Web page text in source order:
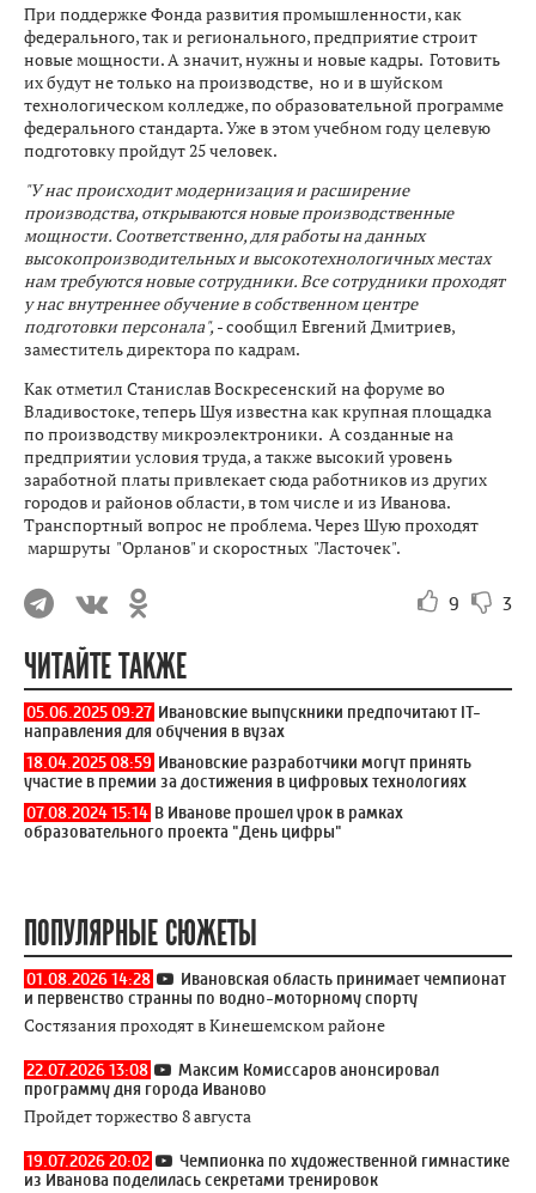
При поддержке Фонда развития промышленности, как
федерального, так и регионального, предприятие строит
новые мощности. А значит, нужны и новые кадры. Готовить
их будут не только на производстве, но и в шуйском
технологическом колледже, по образовательной программе
федерального стандарта. Уже в этом учебном году целевую
подготовку пройдут 25 человек.
"У нас происходит модернизация и расширение
производства, открываются новые производственные
мощности. Соответственно, для работы на данных
высокопроизводительных и высокотехнологичных местах
нам требуются новые сотрудники. Все сотрудники проходят
у нас внутреннее обучение в собственном центре
подготовки персонала", - сообщил Евгений Дмитриев,
заместитель директора по кадрам.
Как отметил Станислав Воскресенский на форуме во
Владивостоке, теперь Шуя известна как крупная площадка
по производству микроэлектроники. А созданные на
предприятии условия труда, а также высокий уровень
заработной платы привлекает сюда работников из других
городов и районов области, в том числе и из Иванова.
Транспортный вопрос не проблема. Через Шую проходят
маршруты "Орланов" и скоростных "Ласточек".
9 3
ЧИТАЙТЕ ТАКЖЕ
05.06.2025 09:27 Ивановские выпускники предпочитают IT-
направления для обучения в вузах
18.04.2025 08:59 Ивановские разработчики могут принять
участие в премии за достижения в цифровых технологиях
07.08.2024 15:14 В Иванове прошел урок в рамках
образовательного проекта "День цифры"
ПОПУЛЯРНЫЕ СЮЖЕТЫ
01.08.2026 14:28
Ивановская область принимает чемпионат
и первенство странны по водно-моторному спорту
Состязания проходят в Кинешемском районе
22.07.2026 13:08
Максим Комиссаров анонсировал
программу дня города Иваново
Пройдет торжество 8 августа
19.07.2026 20:02
Чемпионка по художественной гимнастике
из Иванова поделилась секретами тренировок